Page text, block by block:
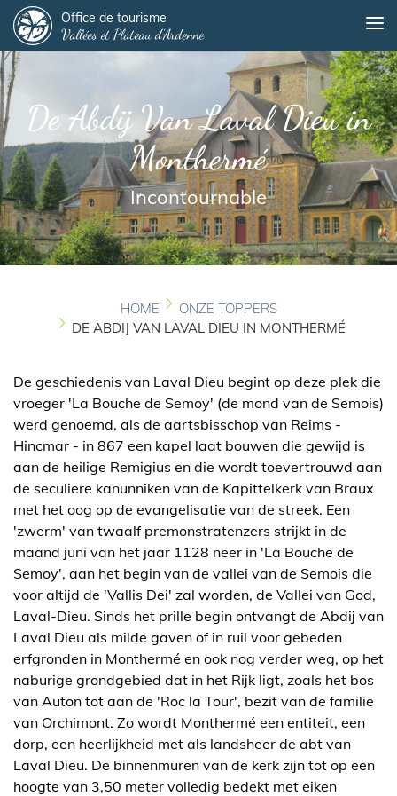
en
naar
inhoud
gaan
Office de tourisme
Vallées et Plateau d'Ardenne
De Abdij Van Laval Dieu in
Monthermé
Incontournable
HOME
ONZE TOPPERS
DE ABDIJ VAN LAVAL DIEU IN MONTHERMÉ
De geschiedenis van Laval Dieu begint op deze plek die
vroeger 'La Bouche de Semoy' (de mond van de Semois)
werd genoemd, als de aartsbisschop van Reims -
Hincmar - in 867 een kapel laat bouwen die gewijd is
aan de heilige Remigius en die wordt toevertrouwd aan
de seculiere kanunniken van de Kapittelkerk van Braux
met het oog op de evangelisatie van de streek. Een
'zwerm' van twaalf premonstratenzers strijkt in de
maand juni van het jaar 1128 neer in 'La Bouche de
Semoy', aan het begin van de vallei van de Semois die
voor altijd de 'Vallis Dei' zal worden, de Vallei van God,
Laval-Dieu. Sinds het prille begin ontvangt de Abdij van
Laval Dieu als milde gaven of in ruil voor gebeden
erfgronden in Monthermé en ook nog verder weg, op het
naburige grondgebied dat in het Rijk ligt, zoals het bos
van Auton tot aan de 'Roc la Tour', bezit van de familie
van Orchimont. Zo wordt Monthermé een entiteit, een
dorp, een heerlijkheid met als landsheer de abt van
Laval Dieu. De binnenmuren van de kerk zijn tot op een
hoogte van 3,50 meter volledig bedekt met eiken
Panneau de gestion des cookies